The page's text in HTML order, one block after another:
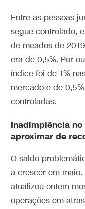
Entre as pessoas
segue controlado,
de meados de
era de 0,5%. Por
índice foi de 1%
mercado e de
controladas.
Inadimplência
aproximar de
O saldo
a crescer em
atualizou ontem
operações em